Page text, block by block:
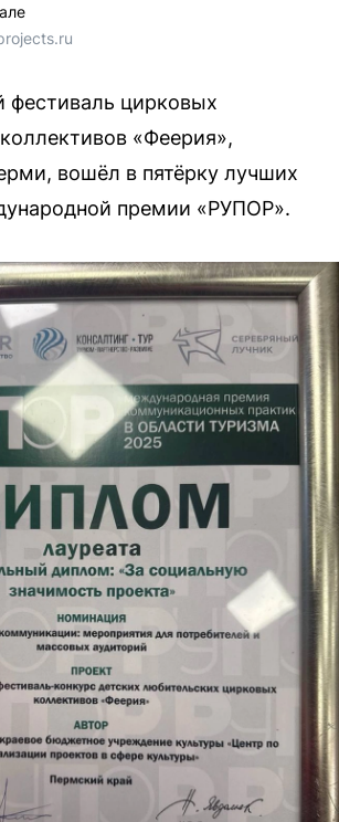
фестиваль цирковых
«Феерия»,
вошёл в пятёрку лучших
премии «РУПОР».